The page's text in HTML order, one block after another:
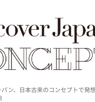
ン、日本古来のコンセプトで発